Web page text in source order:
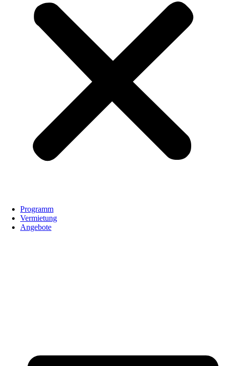
Programm
Vermietung
Angebote